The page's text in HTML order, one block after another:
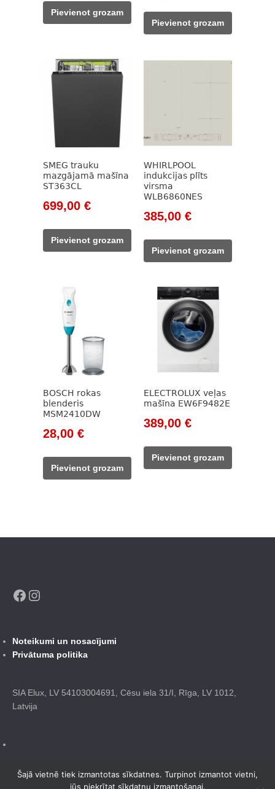
was:
1
904,00 €.
Pievienot grozam
was:
777,00 €.
659,00 €.
Pievienot grozam
SMEG trauku
mazgājamā mašīna
ST363CL
Original
was:
1
699,00 €Current
699,00 €.
Pievienot grozam
WHIRLPOOL
indukcijas plīts
virsma
WLB6860NES
Original
was:
500,00 €.
385,00 €Current
385,00 €.
Pievienot grozam
BOSCH rokas
blenderis
MSM2410DW
Original
was:
40,00 €.
28,00 €Current
Pievienot grozam
ELECTROLUX veļas
mašīna EW6F9482E
Original
was:
524,00 €.
389,00 €Current
389,00 €.
Pievienot grozam
Facebook
Noteikumi un nosacījumi
Privātuma politika
SIA Elux, LV 54103004691, Cēsu iela 31/I, Rīga, LV 1012,
Latvija
Šajā vietnē tiek izmantotas sīkdatnes. Turpinot izmantot vietni,
jūs piekrītat sīkdatņu izmantošanai.